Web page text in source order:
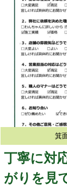
箕
丁寧に対
がりを見